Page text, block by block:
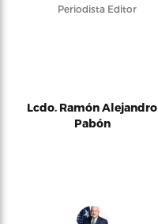
Periodista Editor
Lcdo. Ramón Alejandro
Pabón